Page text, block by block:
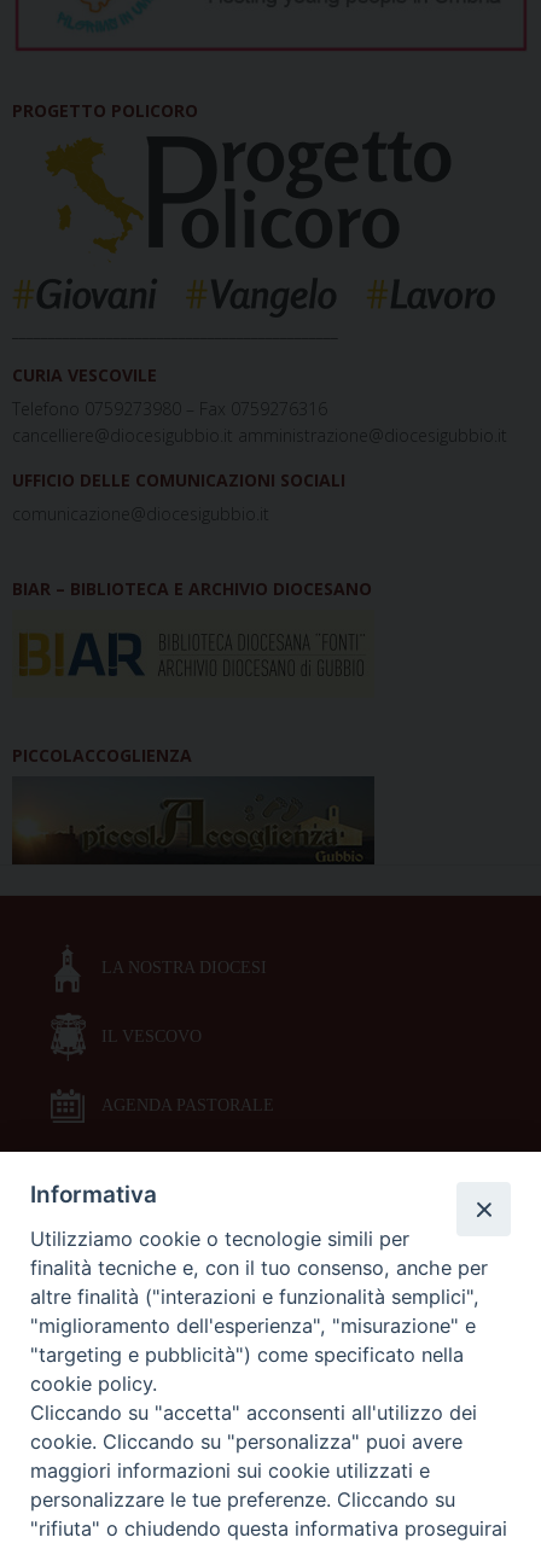
PROGETTO POLICORO
CURIA VESCOVILE
Telefono 0759273980 – Fax 0759276316
cancelliere@diocesigubbio.it amministrazione@diocesigubbio.it
UFFICIO DELLE COMUNICAZIONI SOCIALI
comunicazione@diocesigubbio.it
BIAR – BIBLIOTECA E ARCHIVIO DIOCESANO
PICCOLACCOGLIENZA
LA NOSTRA DIOCESI
IL VESCOVO
AGENDA PASTORALE
DOCUMENTI PASTORALI
ORARI MESSE
LITURGIA DELLE ORE
GALLERIE FOTOGRAFICHE
GALLERIE VIDEO
Informativa
Utilizziamo cookie o tecnologie simili per
finalità tecniche e, con il tuo consenso, anche per
altre finalità ("interazioni e funzionalità semplici",
"miglioramento dell'esperienza", "misurazione" e
"targeting e pubblicità") come specificato nella
cookie policy.
Cliccando su "accetta" acconsenti all'utilizzo dei
cookie. Cliccando su "personalizza" puoi avere
maggiori informazioni sui cookie utilizzati e
personalizzare le tue preferenze. Cliccando su
"rifiuta" o chiudendo questa informativa proseguirai